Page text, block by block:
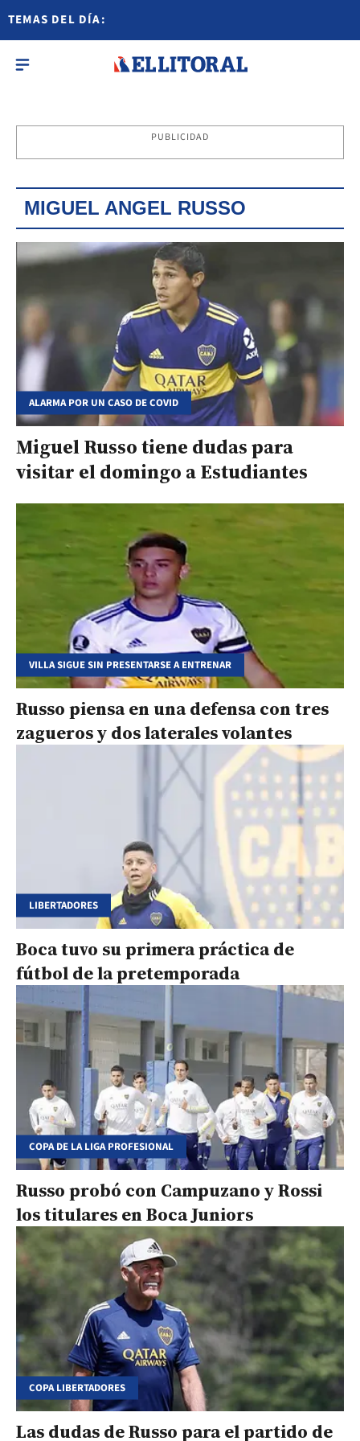
TEMAS DEL DÍA:
PUBLICIDAD
MIGUEL ANGEL RUSSO
ALARMA POR UN CASO DE COVID
Miguel Russo tiene dudas para
visitar el domingo a Estudiantes
VILLA SIGUE SIN PRESENTARSE A ENTRENAR
Russo piensa en una defensa con tres
zagueros y dos laterales volantes
LIBERTADORES
Boca tuvo su primera práctica de
fútbol de la pretemporada
COPA DE LA LIGA PROFESIONAL
Russo probó con Campuzano y Rossi
los titulares en Boca Juniors
COPA LIBERTADORES
Las dudas de Russo para el partido de